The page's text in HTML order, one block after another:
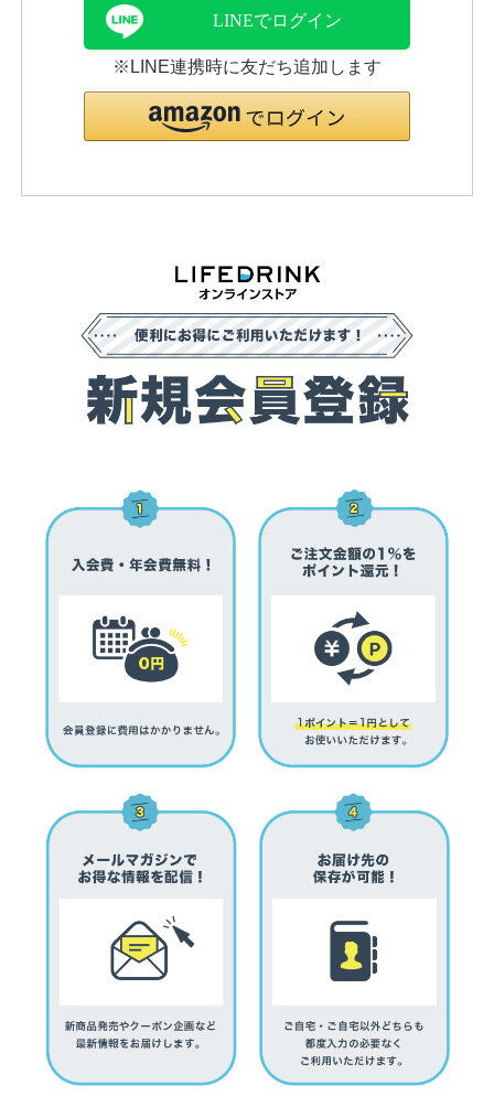
LINEでログイン
※LINE連携時に友だち追加します